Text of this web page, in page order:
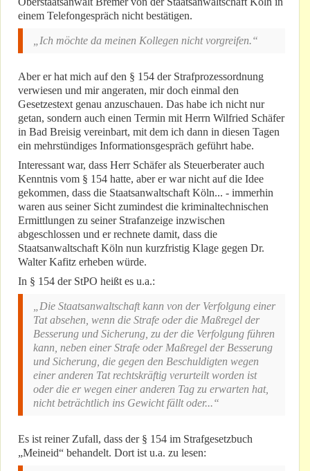
einem Telefongespräch nicht bestätigen.
„Ich möchte da meinen Kollegen nicht vorgreifen.“
Aber er hat mich auf den § 154 der Strafprozessordnung
verwiesen und mir angeraten, mir doch einmal den
Gesetzestext genau anzuschauen. Das habe ich nicht nur
getan, sondern auch einen Termin mit Herrn Wilfried Schäfer
in Bad Breisig vereinbart, mit dem ich dann in diesen Tagen
ein mehrstündiges Informationsgespräch geführt habe.
Interessant war, dass Herr Schäfer als Steuerberater auch
Kenntnis vom § 154 hatte, aber er war nicht auf die Idee
gekommen, dass die Staatsanwaltschaft Köln... - immerhin
waren aus seiner Sicht zumindest die kriminaltechnischen
Ermittlungen zu seiner Strafanzeige inzwischen
abgeschlossen und er rechnete damit, dass die
Staatsanwaltschaft Köln nun kurzfristig Klage gegen Dr.
Walter Kafitz erheben würde.
In § 154 der StPO heißt es u.a.:
„Die Staatsanwaltschaft kann von der Verfolgung einer
Tat absehen, wenn die Strafe oder die Maßregel der
Besserung und Sicherung, zu der die Verfolgung führen
kann, neben einer Strafe oder Maßregel der Besserung
und Sicherung, die gegen den Beschuldigten wegen
einer anderen Tat rechtskräftig verurteilt worden ist
oder die er wegen einer anderen Tag zu erwarten hat,
nicht beträchtlich ins Gewicht fällt oder...“
Es ist reiner Zufall, dass der § 154 im Strafgesetzbuch
„Meineid“ behandelt. Dort ist u.a. zu lesen: